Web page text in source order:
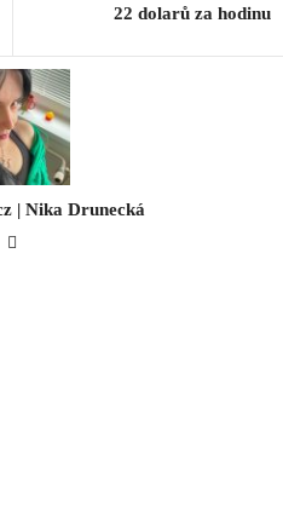
22 dolarů za hodinu
| Nika Drunecká